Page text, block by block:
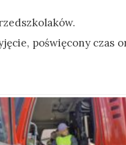
poświęcony czas